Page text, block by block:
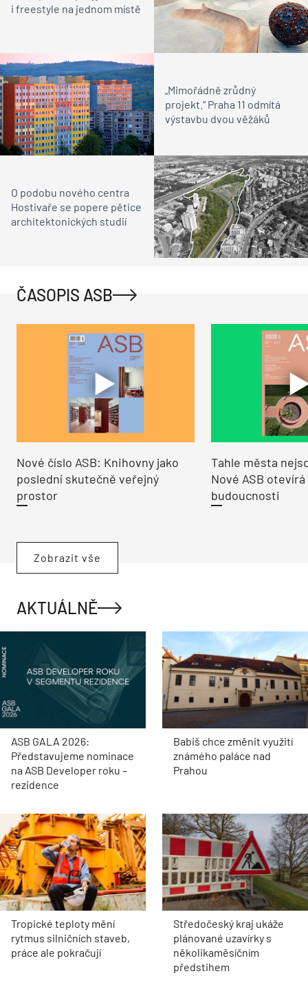
i freestyle na jednom místě
„Mimořádně zrůdný
projekt.“ Praha 11 odmítá
výstavbu dvou věžáků
O podobu nového centra
Hostivaře se popere pětice
architektonických studií
ČASOPIS ASB
Nové číslo ASB: Knihovny jako
poslední skutečně veřejný
prostor
Tahle města
Nové ASB
budoucnosti
Zobrazit vše
AKTUÁLNĚ
ASB GALA 2026:
Představujeme nominace
na ASB Developer roku –
rezidence
Babiš chce změnit využití
známého paláce nad
Prahou
Tropické teploty mění
rytmus silničních staveb,
práce ale pokračují
Středočeský kraj ukáže
plánované uzavírky s
několikaměsíčním
předstihem